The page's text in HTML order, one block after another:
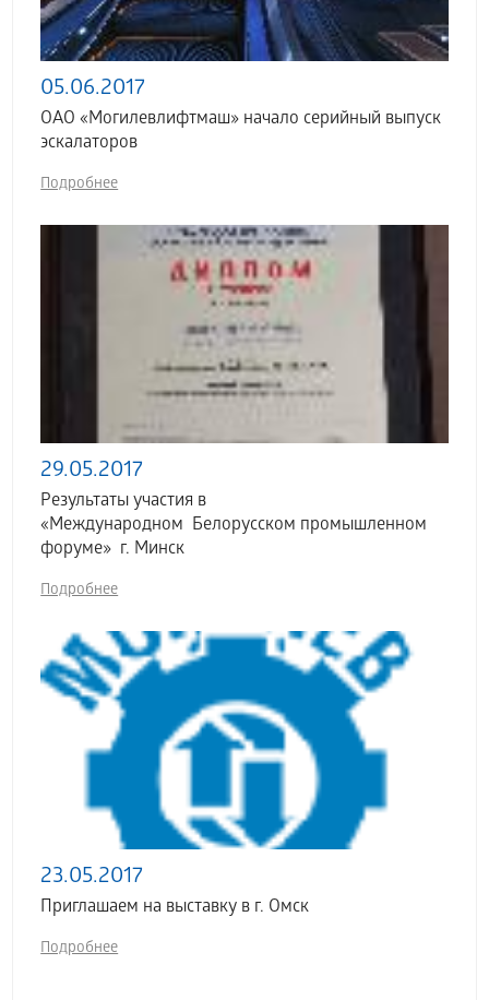
05.06.2017
ОАО «Могилевлифтмаш» начало серийный выпуск
эскалаторов
Подробнее
29.05.2017
Результаты участия в
«Международном Белорусском промышленном
форуме» г. Минск
Подробнее
23.05.2017
Приглашаем на выставку в г. Омск
Подробнее